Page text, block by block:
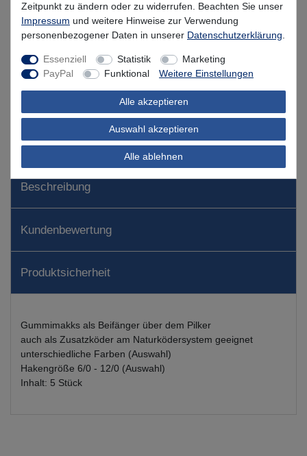
Mehr als 5 Stück verfügbar
In den Warenkorb
Beschreibung
Kundenbewertung
Produktsicherheit
Gummimakks als Beifänger über dem Pilker
auch als Zusatzköder am Naturködersystem geeignet
unterschiedliche Farben (Auswahl)
Hakengröße 6/0 - 12/0 (Auswahl)
Inhalt: 5 Stück
Zeitpunkt zu ändern oder zu widerrufen. Beachten Sie unser
Impressum und weitere Hinweise zur Verwendung
personenbezogener Daten in unserer Daten­schutz­erklärung
Essenziell Statistik
Marketing
PayPal
Funktional Weitere Einstellungen
Alle akzeptieren
Auswahl akzeptieren
Alle ablehnen